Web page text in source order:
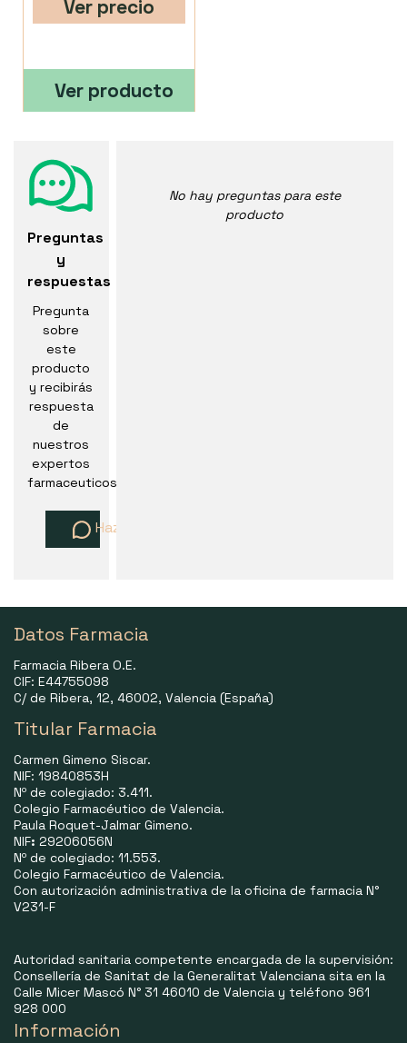
Ver precio
Ver producto
Preguntas
y
respuestas
Pregunta
sobre
este
producto
y recibirás
respuesta
de
nuestros
expertos
farmaceuticos
Haz una pregunta
No hay preguntas para este
producto
Datos Farmacia
Farmacia Ribera O.E.
CIF: E44755098
C/ de Ribera, 12, 46002, Valencia (España)
Titular Farmacia
Carmen Gimeno Siscar.
NIF: 19840853H
Nº de colegiado: 3.411.
Colegio Farmacéutico de Valencia.
Paula Roquet-Jalmar Gimeno.
NIF: 29206056N
Nº de colegiado: 11.553.
Colegio Farmacéutico de Valencia.
Con autorización administrativa de la oficina de farmacia N°
V231-F
Autoridad sanitaria competente encargada de la supervisión:
Consellería de Sanitat de la Generalitat Valenciana sita en la
Calle Micer Mascó N° 31 46010 de Valencia y teléfono 961
928 000
Información